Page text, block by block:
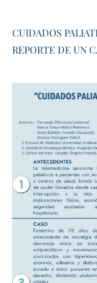
CUIDADOS
REPORTE DE UN